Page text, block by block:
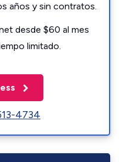
años y sin contratos.
desde $60 al mes
limitado.
4734